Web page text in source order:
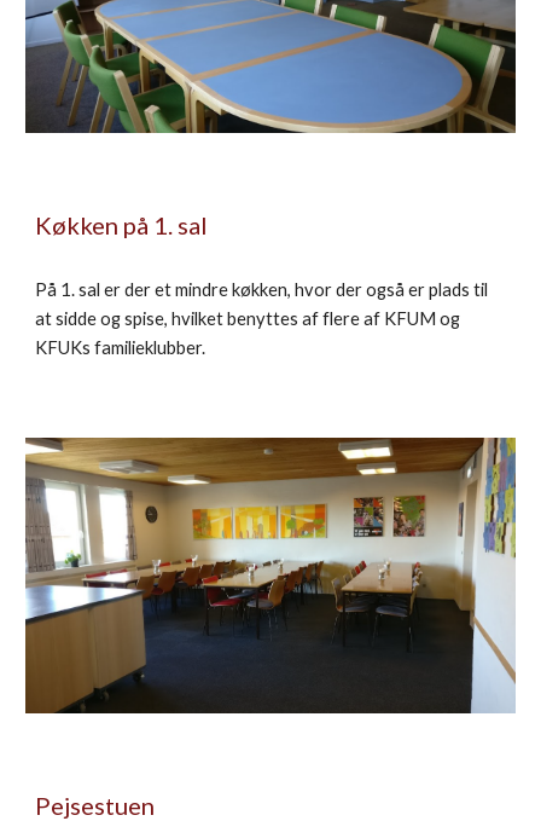
Køkken på 1. sal
På 1. sal er der et mindre køkken, hvor der også er plads til
at sidde og spise, hvilket benyttes af flere af KFUM og
KFUKs familieklubber.
Pejsestuen